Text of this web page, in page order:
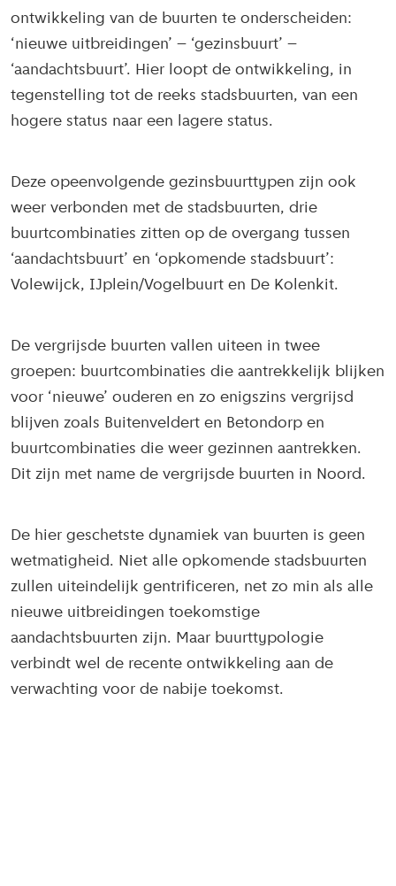
ontwikkeling van de buurten te onderscheiden:
‘nieuwe uitbreidingen’ – ‘gezinsbuurt’ –
‘aandachtsbuurt’. Hier loopt de ontwikkeling, in
tegenstelling tot de reeks stadsbuurten, van een
hogere status naar een lagere status.
Deze opeenvolgende gezinsbuurttypen zijn ook
weer verbonden met de stadsbuurten, drie
buurtcombinaties zitten op de overgang tussen
‘aandachtsbuurt’ en ‘opkomende stadsbuurt’:
Volewijck, IJplein/Vogelbuurt en De Kolenkit.
De vergrijsde buurten vallen uiteen in twee
groepen: buurtcombinaties die aantrekkelijk blijken
voor ‘nieuwe’ ouderen en zo enigszins vergrijsd
blijven zoals Buitenveldert en Betondorp en
buurtcombinaties die weer gezinnen aantrekken.
Dit zijn met name de vergrijsde buurten in Noord.
De hier geschetste dynamiek van buurten is geen
wetmatigheid. Niet alle opkomende stadsbuurten
zullen uiteindelijk gentrificeren, net zo min als alle
nieuwe uitbreidingen toekomstige
aandachtsbuurten zijn. Maar buurttypologie
verbindt wel de recente ontwikkeling aan de
verwachting voor de nabije toekomst.